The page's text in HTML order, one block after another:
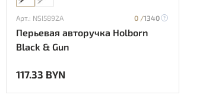
Арт.: NSI5892A 0 /1340
Перьевая авторучка Holborn
Black & Gun
117.33 BYN